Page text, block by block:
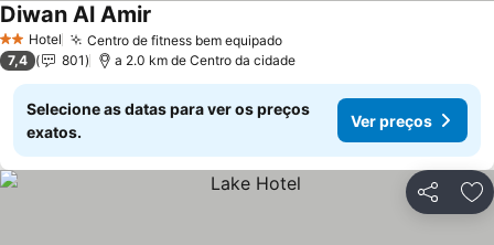
2 Estrelas
Hotel Centro de fitness bem equipadoVer preços
Diwan Al Amir
7,4 801 a 2.0 km de Centro da cidade
Selecione as datas para ver os preços
exatos.
Ver preços
Partilhar